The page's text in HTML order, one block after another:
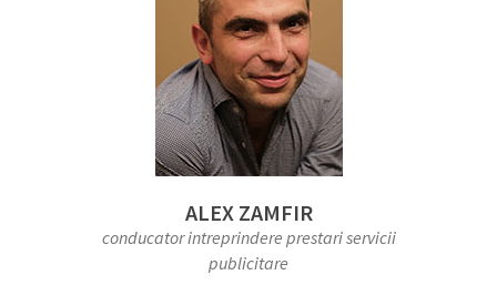
ALEX ZAMFIR
conducator intreprindere prestari servicii
publicitare